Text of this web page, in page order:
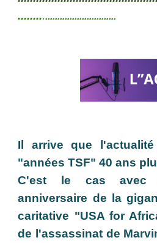
......................................
Il arrive que
"années TSF" 40 ans
C'est le cas avec
anniversaire de la
caritative "USA for
de l'assassinat de